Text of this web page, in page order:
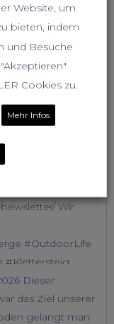
Website, um
bieten, indem
und Besuche
Cookies zu.
Mehr Infos